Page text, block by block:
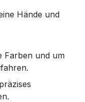
Hände und
Farben und um